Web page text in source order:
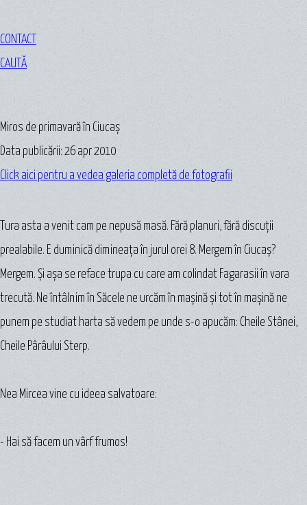
CONTACT
CAUTĂ
Miros de primavară în Ciucaș
Data publicării: 26 apr 2010
Click aici pentru a vedea galeria completă de fotografii
Tura asta a venit cam pe nepusă masă. Fără planuri, fără discuţii
prealabile. E duminică dimineaţa în jurul orei 8. Mergem în Ciucaș?
Mergem. Şi aşa se reface trupa cu care am colindat Fagarasii în vara
trecută. Ne întâlnim în Săcele ne urcăm în maşină şi tot în maşină ne
punem pe studiat harta să vedem pe unde s-o apucăm: Cheile Stânei,
Cheile Pârâului Sterp.
Nea Mircea vine cu ideea salvatoare:
- Hai să facem un vârf frumos!